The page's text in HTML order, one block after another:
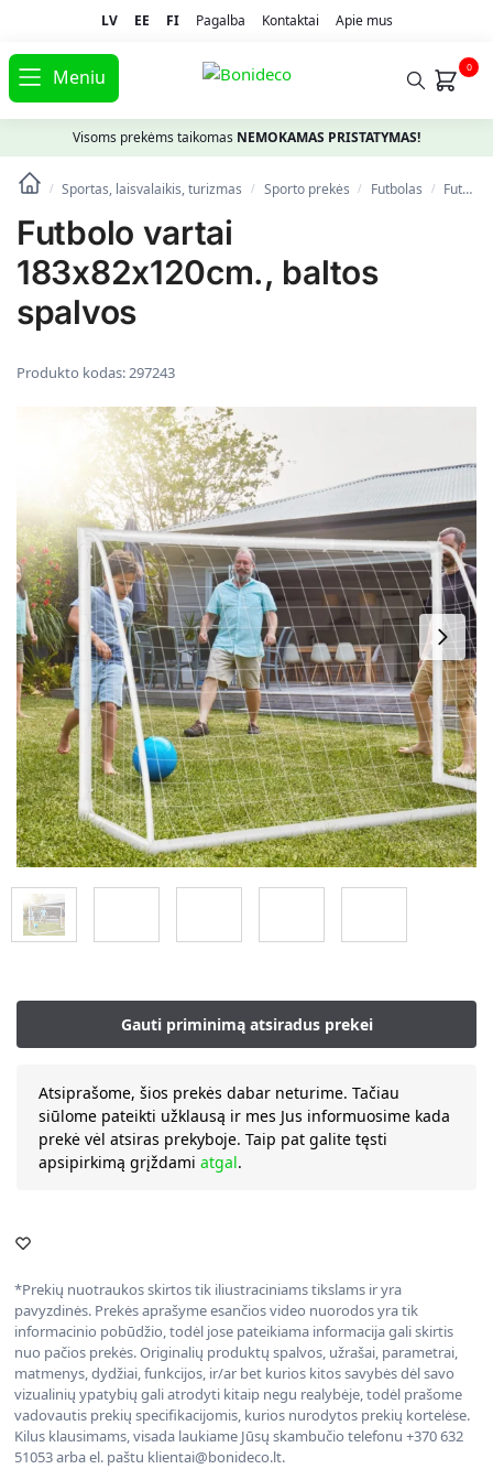
LV EE FI Pagalba Kontaktai Apie mus
Meniu 0
Visoms prekėms taikomas NEMOKAMAS PRISTATYMAS!
/ Sportas, laisvalaikis, turizmas / Spоrto prekės / Futbolas / Futbolo vartai ir tinklai
Futbolo vartai
183x82x120cm., baltos
spalvos
Produkto kodas:297243
Atsiprašome, šios prekės dabar neturime. Tačiau
siūlome pateikti užklausą ir mes Jus informuosime kada
prekė vėl atsiras prekyboje. Taip pat galite tęsti
apsipirkimą grįždami atgal.
*Prekių nuotraukos skirtos tik iliustraciniams tikslams ir yra
pavyzdinės. Prekės aprašyme esančios video nuorodos yra tik
informacinio pobūdžio, todėl jose pateikiama informacija gali skirtis
nuo pačios prekės. Originalių produktų spalvos, užrašai, parametrai,
matmenys, dydžiai, funkcijos, ir/ar bet kurios kitos savybės dėl savo
vizualinių ypatybių gali atrodyti kitaip negu realybėje, todėl prašome
vadovautis prekių specifikacijomis, kurios nurodytos prekių kortelėse.
Kilus klausimams, visada laukiame Jūsų skambučio telefonu +370 632
51053 arba el. paštu klientai@bonideco.lt.